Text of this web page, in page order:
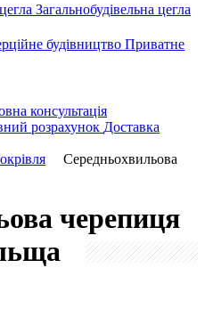
Загальнобудівельна цегла
будівництво Приватне
консультація
розрахунок Доставка
Середньохвильова
черепиця